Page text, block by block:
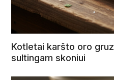
Kotletai karšto oro
sultingam skoniui